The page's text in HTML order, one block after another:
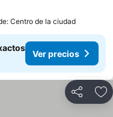
Centro de la ciudad
Ver precios
Compartir